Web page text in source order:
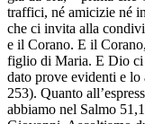
traffici, né amicizie né
che ci invita alla
e il Corano. E il
figlio di Maria. E Dio ci
dato prove evidenti e
253). Quanto
abbiamo nel Salmo